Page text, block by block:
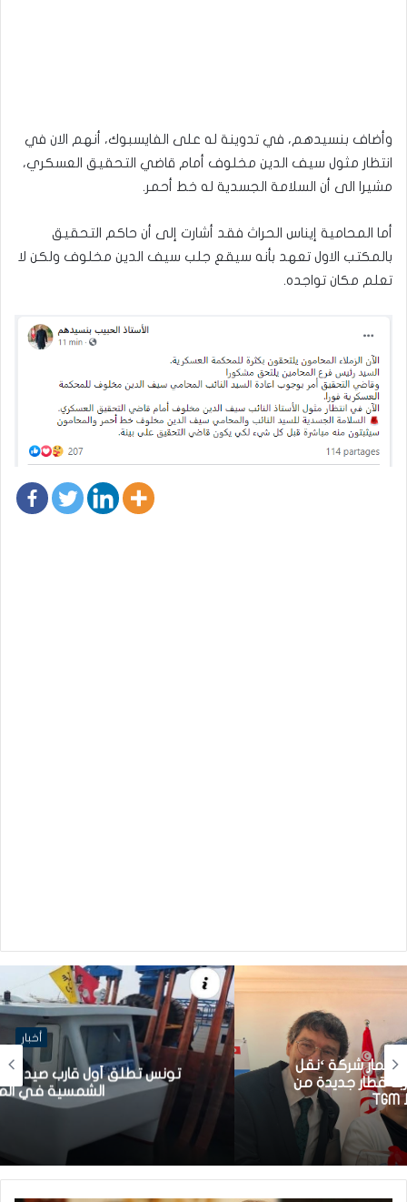
وأضاف بنسيدهم، في تدوينة له على الفايسبوك، أنهم الان في
انتظار مثول سيف الدين مخلوف أمام قاضي التحقيق العسكري،
مشيرا الى أن السلامة الجسدية له خط أحمر.
أما المحامية إيناس الحراث فقد أشارت إلى أن حاكم التحقيق
بالمكتب الاول تعهد بأنه سيقع جلب سيف الدين مخلوف ولكن لا
تعلم مكان تواجده.
أخبار
تونس تطلق أول قارب صيد كهربائي يعمل بالطاقة
الشمسية في المتوسط